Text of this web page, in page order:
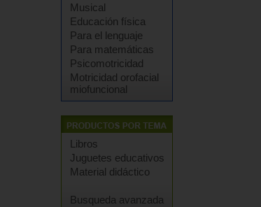
Musical
Educación física
Para el lenguaje
Para matemáticas
Psicomotricidad
Motricidad orofacial
miofuncional
Libros
Juguetes educativos
Material didáctico
Busqueda avanzada